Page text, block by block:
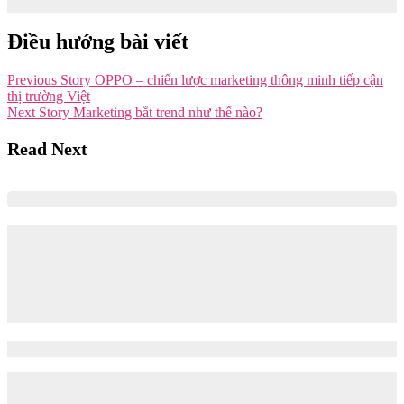
Điều hướng bài viết
Previous Story OPPO – chiến lược marketing thông minh tiếp cận
thị trường Việt
Next Story Marketing bắt trend như thế nào?
Read Next